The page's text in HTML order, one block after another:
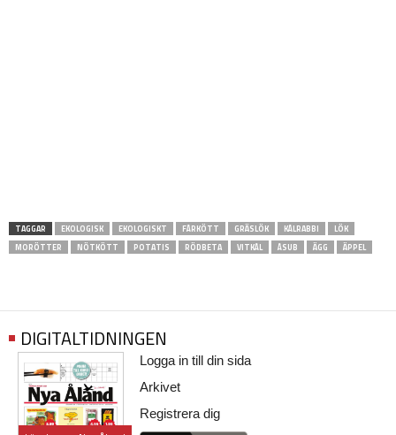
TAGGAR EKOLOGISK EKOLOGISKT FÅRKÖTT GRÄSLÖK KÅLRABBI
LÖK
MORÖTTER
NÖTKÖTT POTATIS RÖDBETA VITKÅL ÅSUB ÄGG ÄPPEL
DIGITALTIDNINGEN
Logga in till din sida
Arkivet
Registrera dig